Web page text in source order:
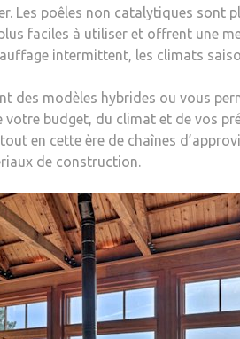
Les poêles non catalytiques sont
faciles à utiliser et offrent une
intermittent, les climats
des modèles hybrides ou vous
budget, du climat et de vos
en cette ère de chaînes
de construction.